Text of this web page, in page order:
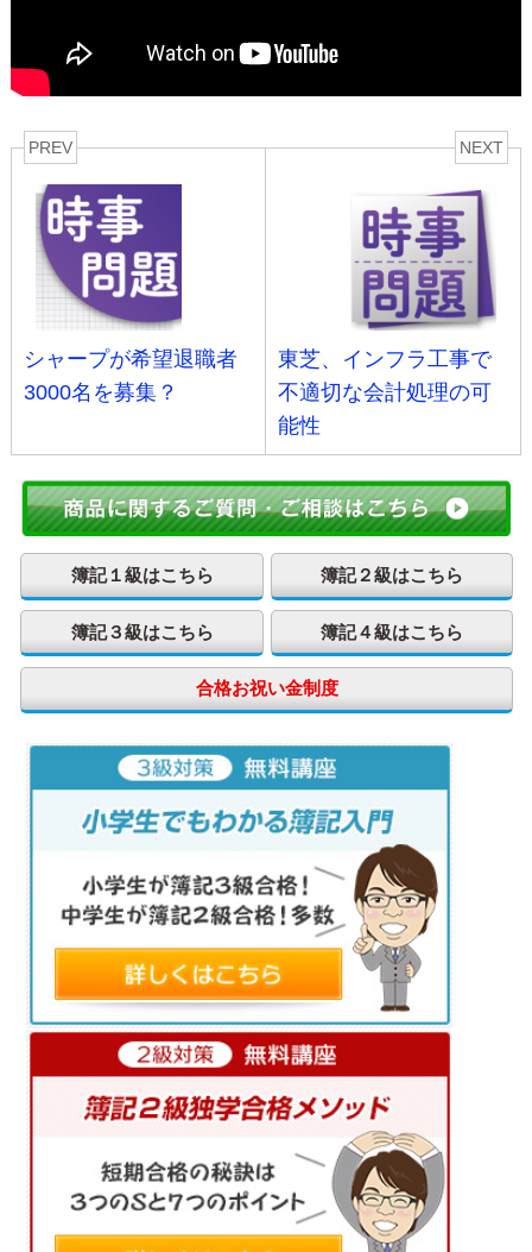
PREV
シャープが希望退職者
3000名を募集？
NEXT
東芝、インフラ工事で
不適切な会計処理の可
能性
簿記１級はこちら 簿記２級はこちら
簿記３級はこちら 簿記４級はこちら
合格お祝い金制度